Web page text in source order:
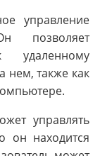
управление
позволяет
удаленному
нем, также как
управлять
он находится